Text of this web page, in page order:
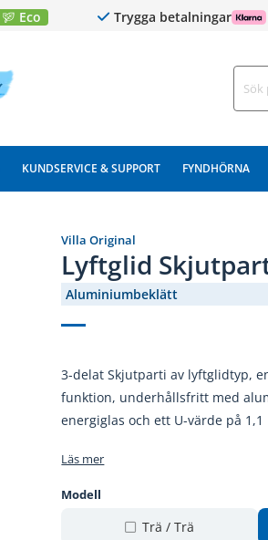
Eco Trygga betalningar
KUNDSERVICE & SUPPORT FYNDHÖRNA
Villa Original
Lyftglid
Aluminiumbeklätt
3-delat Skjutparti av lyftglidtyp,
funktion, underhållsfritt med
energiglas och ett U-värde på 1,1
Läs mer
Modell
Trä / Trä